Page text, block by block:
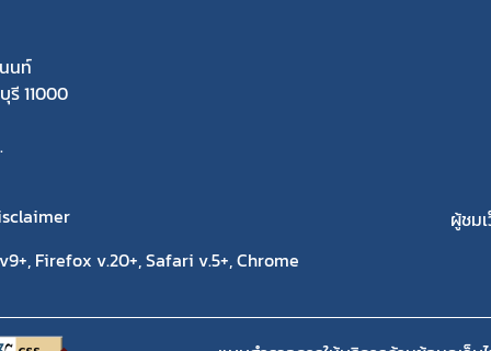
นท์
11000
Firefox v.20+, Safari v.5+, Chrome
ผู้ชม